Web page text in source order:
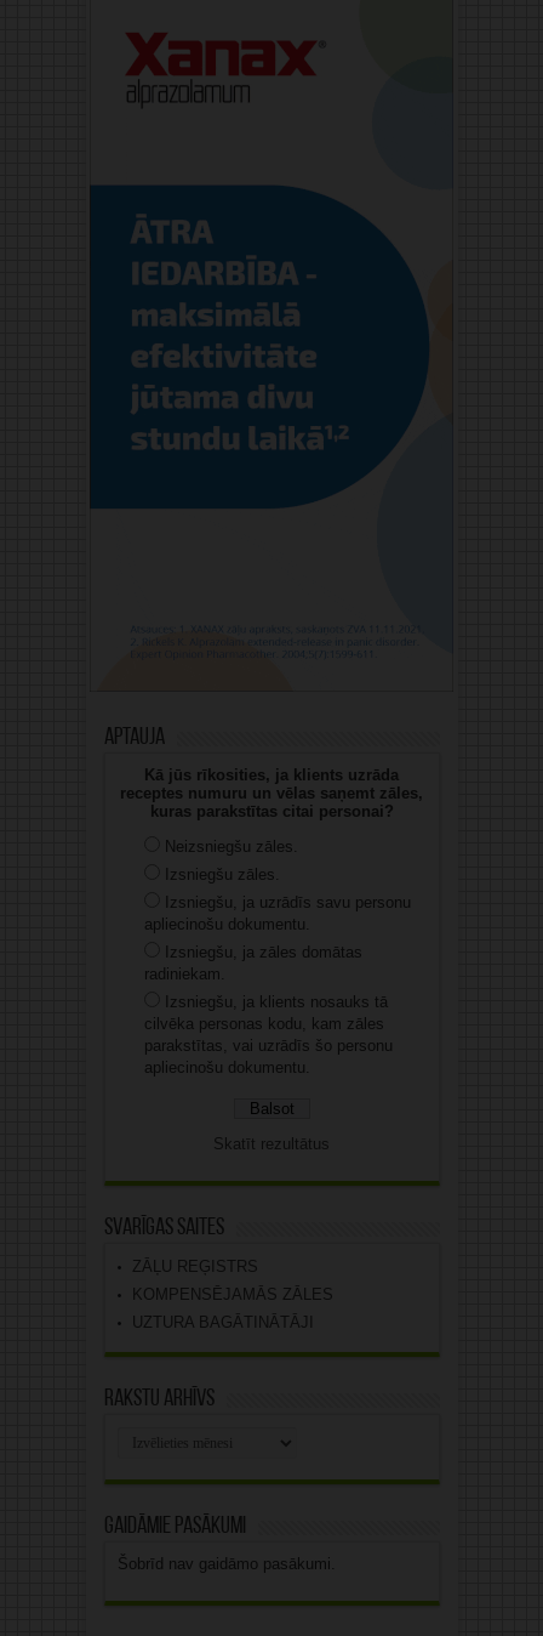
Aptauja
Kā jūs rīkosities, ja klients uzrāda
receptes numuru un vēlas saņemt zāles,
kuras parakstītas citai personai?
Neizsniegšu zāles.
Izsniegšu zāles.
Izsniegšu, ja uzrādīs savu personu
apliecinošu dokumentu.
Izsniegšu, ja zāles domātas
radiniekam.
Izsniegšu, ja klients nosauks tā
cilvēka personas kodu, kam zāles
parakstītas, vai uzrādīs šo personu
apliecinošu dokumentu.
Skatīt rezultātus
Svarīgas saites
ZĀĻU REĢISTRS
KOMPENSĒJAMĀS ZĀLES
UZTURA BAGĀTINĀTĀJI
Rakstu arhīvs
Gaidāmie pasākumi
Šobrīd nav gaidāmo pasākumi.